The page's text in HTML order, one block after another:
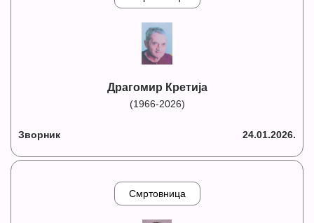
Драгомир Кретија
(1966-2026)
Зворник 24.01.2026.
Смртовница